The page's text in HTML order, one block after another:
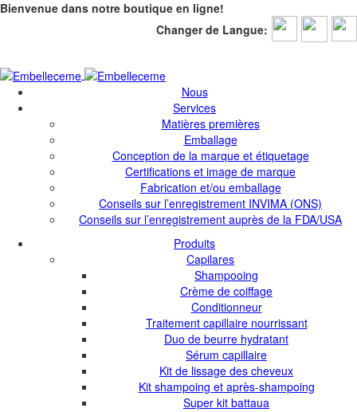
Bienvenue dans notre boutique en ligne!
Changer de Langue:
Nous
Services
Matières premières
Emballage
Conception de la marque et étiquetage
Certifications et image de marque
Fabrication et/ou emballage
Conseils sur l’enregistrement INVIMA (ONS)
Conseils sur l’enregistrement auprès de la FDA/USA
Produits
Capilares
Shampooing
Crème de coiffage
Conditionneur
Traitement capillaire nourrissant
Duo de beurre hydratant
Sérum capillaire
Kit de lissage des cheveux
Kit shampoing et après-shampoing
Super kit battaua